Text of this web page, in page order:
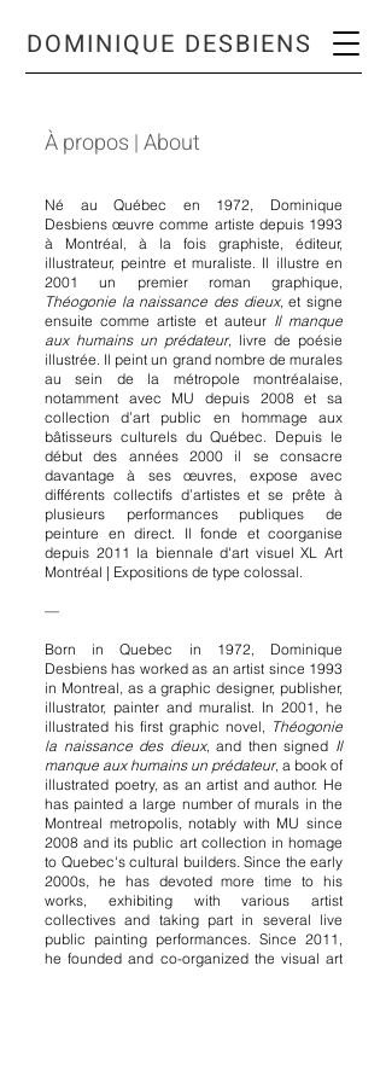
DOMINIQUE DESBIENS
À propos | About
Né au Québec en 1972, Dominique
Desbiens œuvre comme artiste depuis 1993
à Montréal, à la fois graphiste, éditeur,
illustrateur, peintre et muraliste. Il illustre en
2001 un premier roman graphique,
Théogonie la naissance des dieux, et signe
ensuite comme artiste et auteur Il manque
aux humains un prédateur, livre de poésie
illustrée. Il peint un grand nombre de murales
au sein de la métropole montréalaise,
notamment avec MU depuis 2008 et sa
collection d’art public en hommage aux
bâtisseurs culturels du Québec. Depuis le
début des années 2000 il se consacre
davantage à ses œuvres, expose avec
différents collectifs d’artistes et se prête à
plusieurs performances publiques de
peinture en direct. Il fonde et coorganise
depuis 2011 la biennale d'art visuel XL Art
Montréal | Expositions de type colossal.
—
Born in Quebec in 1972, Dominique
Desbiens has worked as an artist since 1993
in Montreal, as a graphic designer, publisher,
illustrator, painter and muralist. In 2001, he
illustrated his first graphic novel, Théogonie
la naissance des dieux, and then signed Il
manque aux humains un prédateur, a book of
illustrated poetry, as an artist and author. He
has painted a large number of murals in the
Montreal metropolis, notably with MU since
2008 and its public art collection in homage
to Quebec's cultural builders. Since the early
2000s, he has devoted more time to his
works, exhibiting with various artist
collectives and taking part in several live
public painting performances. Since 2011,
he founded and co-organized the visual art